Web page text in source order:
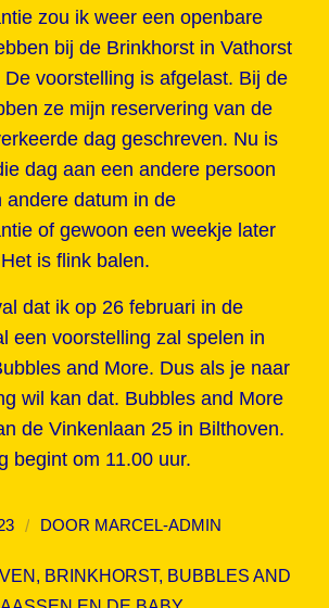
zou ik weer een openbare
bij de Brinkhorst in Vathorst
De voorstelling is afgelast. Bij de
ze mijn reservering van de
dag geschreven. Nu is
dag aan een andere persoon
andere datum in de
of gewoon een weekje later
is flink balen.
dat ik op 26 februari in de
een voorstelling zal spelen in
and More. Dus als je naar
wil kan dat. Bubbles and More
de Vinkenlaan 25 in Bilthoven.
begint om 11.00 uur.
/ DOOR MARCEL-ADMIN
, BRINKHORST, BUBBLES AND